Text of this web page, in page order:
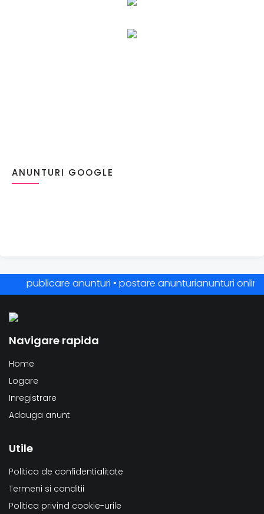
ANUNTURI GOOGLE
publicare anunturi • postare anunturianunturi
Navigare rapida
Home
Logare
Inregistrare
Adauga anunt
Utile
Politica de confidentialitate
Termeni si conditii
Politica privind cookie-urile